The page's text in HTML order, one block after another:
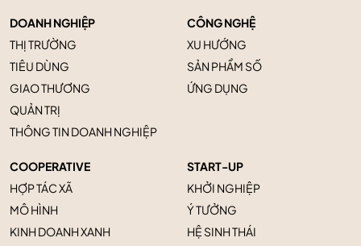
DOANH NGHIỆP
THỊ TRƯỜNG
TIÊU DÙNG
GIAO THƯƠNG
QUẢN TRỊ
THÔNG TIN DOANH NGHIỆP
CÔNG NGHỆ
XU HƯỚNG
SẢN PHẨM SỐ
ỨNG DỤNG
COOPERATIVE
HỢP TÁC XÃ
MÔ HÌNH
KINH DOANH XANH
START-UP
KHỞI NGHIỆP
Ý TƯỞNG
HỆ SINH THÁI